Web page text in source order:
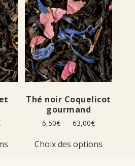
Plage
7,00€produit
Thé noir Coquelicot
gourmand
6,50€ – 63,00€Plage
6,50€
Choix des options